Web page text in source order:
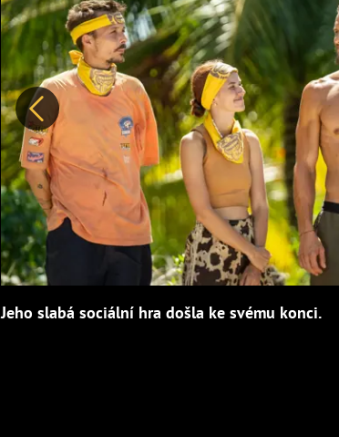
Předchozí
Jeho slabá sociální hra došla ke svému konci.